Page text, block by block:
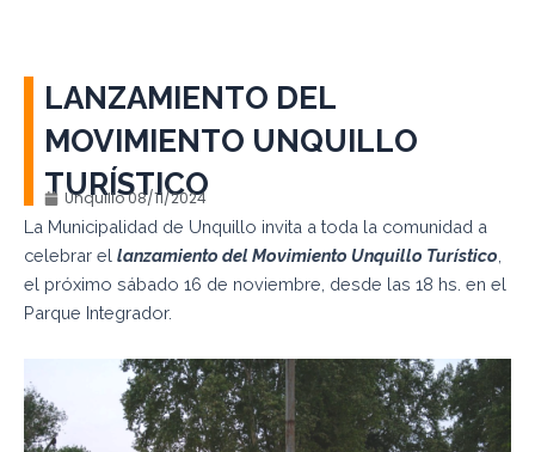
LANZAMIENTO DEL
MOVIMIENTO UNQUILLO
TURÍSTICO
Unquillo08/11/2024
La Municipalidad de Unquillo invita a toda la comunidad a
celebrar el lanzamiento del Movimiento Unquillo Turístico
el próximo sábado 16 de noviembre, desde las 18 hs. en el
Parque Integrador.